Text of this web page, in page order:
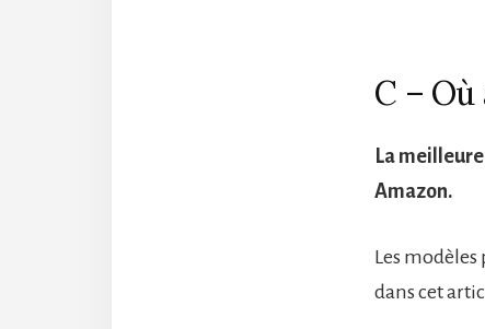
C –
La
Amazon.
Les modèles
dans cet